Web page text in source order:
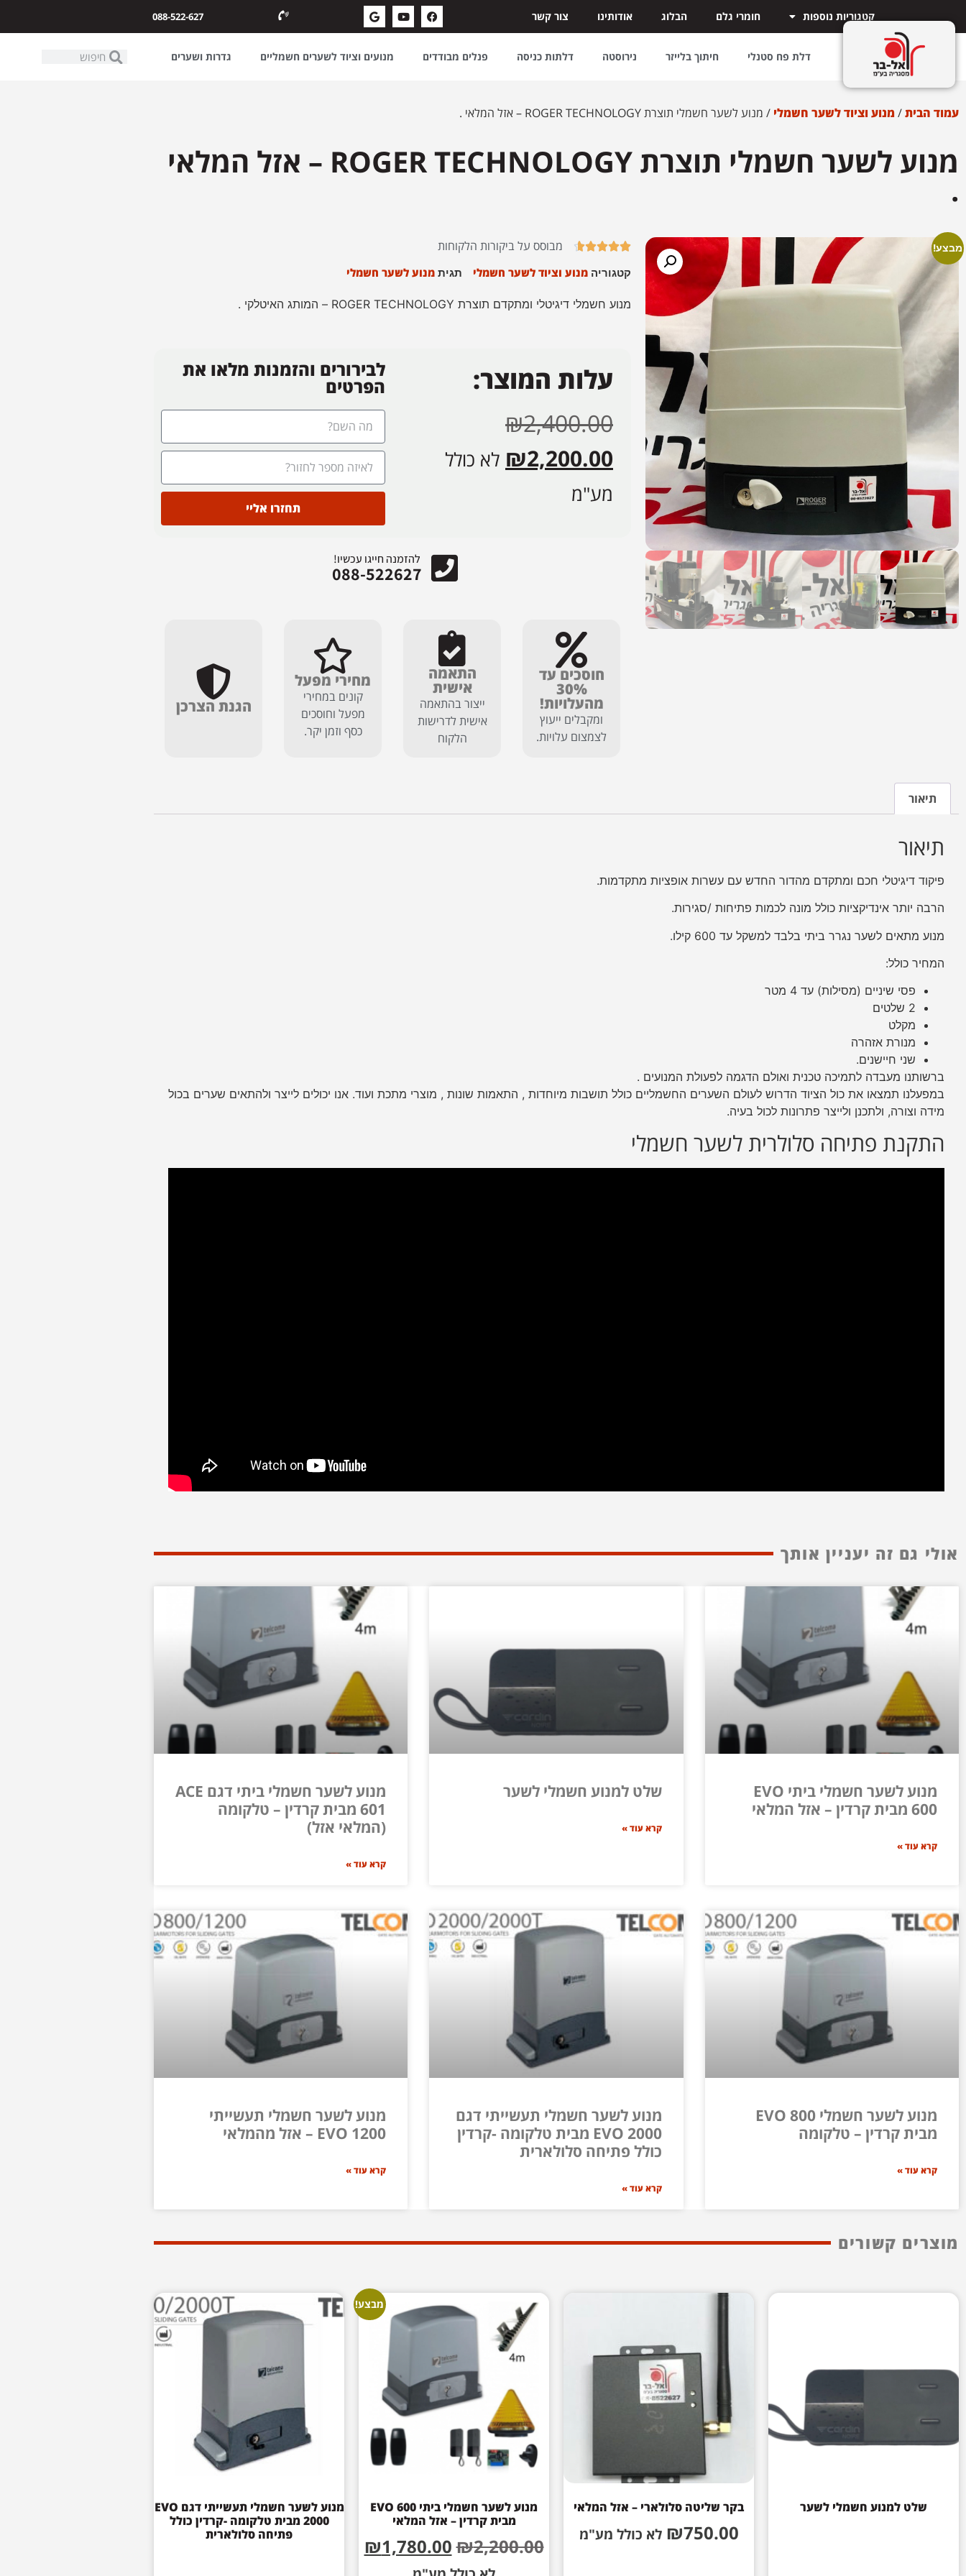
קטגוריות נוספות חומרי גלם הבלוג אודותינו צור קשר 088-522-627
דלת פח סטנלי חיתוך בלייזר נירוסטה דלתות כניסה פנלים מבודדים מנועים וציוד לשערים חשמליים גדרות ושערים
עמוד הבית/מנוע וציוד לשער חשמלי / מנוע לשער חשמלי תוצרת ROGER TECHNOLOGY – אזל המלאי .
מנוע לשער חשמלי תוצרת ROGER TECHNOLOGY – אזל המלאי
.
מבצע! 



 מבוסס על ביקורות הלקוחות
קטגוריה מנוע וציוד לשער חשמלי תגית מנוע לשער חשמלי
מנוע חשמלי דיגיטלי ומתקדם תוצרת ROGER TECHNOLOGY – המותג האיטלקי .
עלות המוצר:
₪2,400.00
₪2,200.00
לא כולל
מע"מ
לבירורים והזמנות מלאו את
הפרטים
תחזרו אליי
להזמנה חייגו עכשיו!
088-522627
חוסכים עד
30%
מהעלויות!
ומקבלים ייעוץ
לצמצום עלויות.
התאמה
אישית
ייצור בהתאמה
אישית לדרישות
הלקוח
מחירי מפעל
קונים במחירי
מפעל וחוסכים
כסף וזמן יקר.
הגנת הצרכן
תיאור
תיאור
פיקוד דיגיטלי חכם ומתקדם מהדור החדש עם עשרות אופציות מתקדמות.
הרבה יותר אינדיקציות כולל מונה לכמות פתיחות /סגירות.
מנוע מתאים לשער נגרר ביתי בלבד למשקל עד 600 קילו.
המחיר כולל:
פסי שיניים (מסילות) עד 4 מטר
2 שלטים
מקלט
מנורת אזהרה
שני חיישנים.
ברשותנו מעבדה לתמיכה טכנית ואולם הדגמה לפעולת המנועים .
במפעלנו תמצאו את כול הציוד הדרוש לעולם השערים החשמליים כולל תושבות מיוחדות , התאמות שונות , מוצרי מתכת ועוד. אנו יכולים לייצר ולהתאים שערים בכול
מידה וצורה, ולתכנן ולייצר פתרונות לכול בעיה.
התקנת פתיחה סלולרית לשער חשמלי
אולי גם זה יעניין אותך
מנוע לשער חשמלי ביתי EVO
600 מבית קרדין – אזל המלאי
קרא עוד »
שלט למנוע חשמלי לשער
קרא עוד »
מנוע לשער חשמלי ביתי דגם ACE
601 מבית קרדין – טלקומה
(המלאי אזל)
קרא עוד »
מנוע לשער חשמלי EVO 800
מבית קרדין – טלקומה
קרא עוד »
מנוע לשער חשמלי תעשייתי דגם
EVO 2000 מבית טלקומה -קרדין
כולל פתיחה סלולארית
קרא עוד »
מנוע לשער חשמלי תעשייתי
EVO 1200 – אזל מהמלאי
קרא עוד »
מוצרים קשורים
שלט למנוע חשמלי לשער בקר שליטה סלולארי – אזל המלאי
₪750.00 לא כולל מע"מ
מבצע!
מנוע לשער חשמלי ביתי EVO 600
מבית קרדין – אזל המלאי
₪2,200.00
₪1,780.00
מנוע לשער חשמלי תעשייתי דגם EVO
2000 מבית טלקומה -קרדין כולל
פתיחה סלולארית